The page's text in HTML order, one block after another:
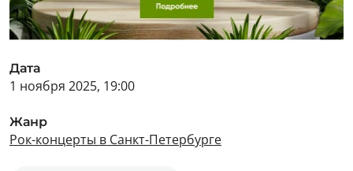
Дата
1 ноября 2025, 19:00
Жанр
Рок-концерты в Санкт-Петербурге